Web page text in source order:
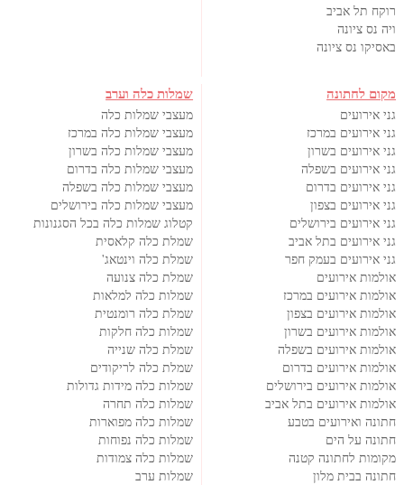
רוקח תל אביב
ויה נס ציונה
באסיקו נס ציונה
מקום לחתונה
גני אירועים
גני אירועים במרכז
גני אירועים בשרון
גני אירועים בשפלה
גני אירועים בדרום
גני אירועים בצפון
גני אירועים בירושלים
גני אירועים בתל אביב
גני אירועים בעמק חפר
אולמות אירועים
אולמות אירועים במרכז
אולמות אירועים בצפון
אולמות אירועים בשרון
אולמות אירועים בשפלה
אולמות אירועים בדרום
אולמות אירועים בירושלים
אולמות אירועים בתל אביב
חתונה ואירועים בטבע
חתונה על הים
מקומות לחתונה קטנה
חתונה בבית מלון
שמלות כלה וערב
מעצבי שמלות כלה
מעצבי שמלות כלה במרכז
מעצבי שמלות כלה בשרון
מעצבי שמלות כלה בדרום
מעצבי שמלות כלה בשפלה
מעצבי שמלות כלה בירושלים
קטלוג שמלות כלה בכל הסגנונות
שמלת כלה קלאסית
שמלת כלה וינטאג'
שמלת כלה צנועה
שמלות כלה למלאות
שמלת כלה רומנטית
שמלות כלה חלקות
שמלת כלה שנייה
שמלת כלה לריקודים
שמלות כלה מידות גדולות
שמלות כלה תחרה
שמלות כלה מפוארות
שמלות כלה נפוחות
שמלות כלה צמודות
שמלות ערב